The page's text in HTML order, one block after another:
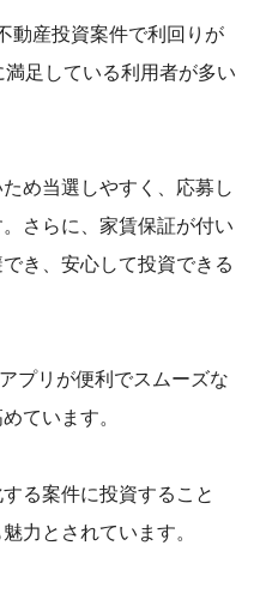
動産投資案件で利回りが
足している利用者が多い
め当選しやすく、応募し
さらに、家賃保証が付い
き、安心して投資できる
プリが便利でスムーズな
ています。
る案件に投資すること
力とされています。